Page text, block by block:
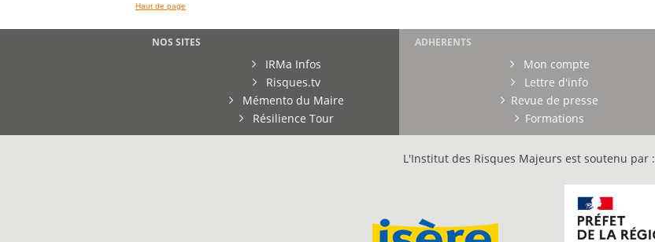
Haut de page
NOS SITES
IRMa Infos
Risques.tv
Mémento du Maire
Résilience Tour
ADHERENTS
Mon compte
Lettre d'info
Revue de presse
Formations
L'Institut des Risques Majeurs est soutenu par :